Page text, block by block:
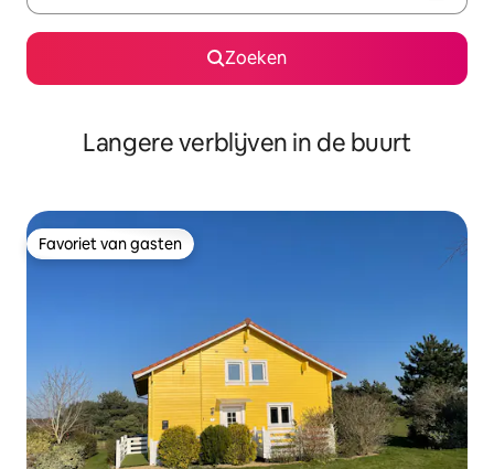
Zoeken
Langere verblijven in de buurt
Favoriet van gasten
Favoriet van gasten